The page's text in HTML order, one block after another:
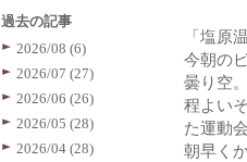
「塩原
今朝の
曇り空。
程よい
た運動会
朝早く
過去の記事
2026/08 (6)
2026/07 (27)
2026/06 (26)
2026/05 (28)
2026/04 (28)